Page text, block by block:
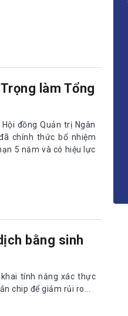
làm Tổng
đồng Quản trị Ngân
chính thức bổ nhiệm
5 năm và có hiệu lực
bằng sinh
tính năng xác thực
chip để giảm rủi ro...